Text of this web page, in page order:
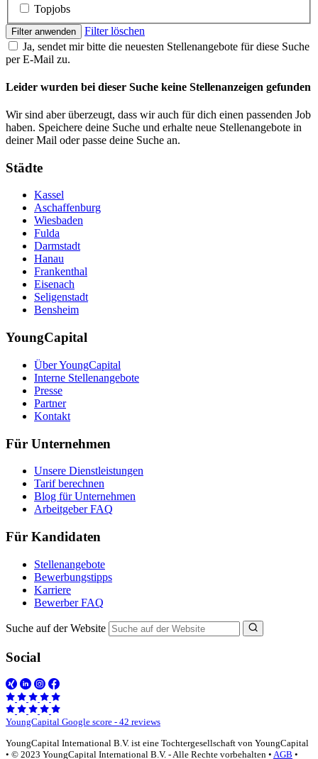
Topjobs
Filter anwenden
Filter löschen
Ja, sendet mir bitte die neuesten Stellenangebote für diese Suche
per E-Mail zu.
Leider wurden bei dieser Suche keine Stellenanzeigen gefunden
Wir sind aber überzeugt, dass wir auch für dich einen passenden Job
haben. Speichere deine Suche und erhalte neue Stellenangebote in
deiner Mail oder passe deine Suche an.
Städte
Kassel
Aschaffenburg
Wiesbaden
Fulda
Darmstadt
Hanau
Frankenthal
Eisenach
Seligenstadt
Bensheim
YoungCapital
Über YoungCapital
Interne Stellenangebote
Presse
Partner
Kontakt
Für Unternehmen
Unsere Dienstleistungen
Tarif berechnen
Blog für Unternehmen
Arbeitgeber FAQ
Für Kandidaten
Stellenangebote
Bewerbungstipps
Karriere
Bewerber FAQ
Suche auf der Website
Social
YoungCapital Google score - 42 reviews
YoungCapital International B.V. ist eine Tochtergesellschaft von YoungCapital
• © 2023 YoungCapital International B.V. - Alle Rechte vorbehalten • AGB •